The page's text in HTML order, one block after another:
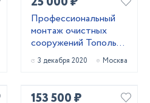
Профессиональный
монтаж очистных
сооружений Тополь
зимой
3 декабря 2020 Москва
153 500 ₽